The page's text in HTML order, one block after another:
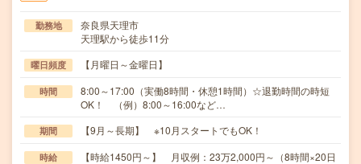
勤務地
奈良県天理市
天理駅から徒歩11分
曜日頻度 【月曜日～金曜日】
時間
8:00～17:00（実働8時間・休憩1時間）☆退勤時間の時短
OK！ （例）8:00～16:00など…
期間 【9月～長期】 ※10月スタートでもOK！
時給
【時給1450円～】 月収例：23万2,000円～（8時間×20日